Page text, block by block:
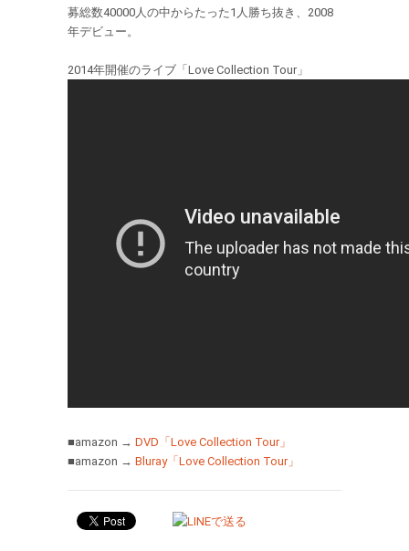
募総数40000人の中からたった1人勝ち抜き、2008
年デビュー。
2014年開催のライブ「Love Collection Tour」
■amazon → DVD「Love Collection Tour」
■amazon → Bluray「Love Collection Tour」